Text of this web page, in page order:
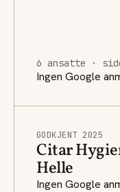
6 ansatte ·
Ingen Google
GODKJENT 2025
Citar
Helle
Ingen Google